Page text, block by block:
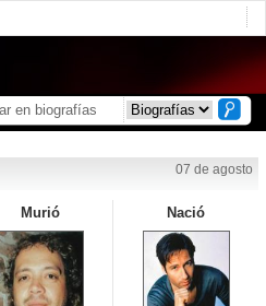
07 de agosto
Murió Nació